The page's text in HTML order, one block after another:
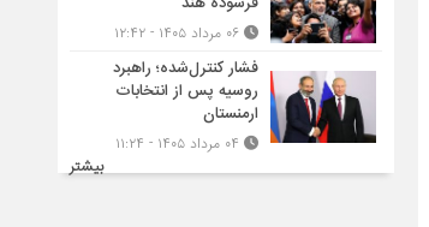
فشار کنترل‌شده؛ راهبرد
روسیه پس از انتخابات
ارمنستان
بیشتر